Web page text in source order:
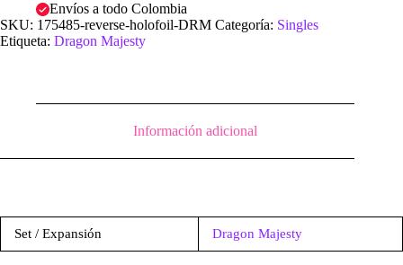
Envíos a todo Colombia
SKU: 175485-reverse-holofoil-DRM Categoría: Singles
Etiqueta: Dragon Majesty
Información adicional
Set / Expansión Dragon Majesty